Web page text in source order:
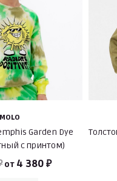
MOLO
Garden Dye
с принтом)
от 4 380 ₽